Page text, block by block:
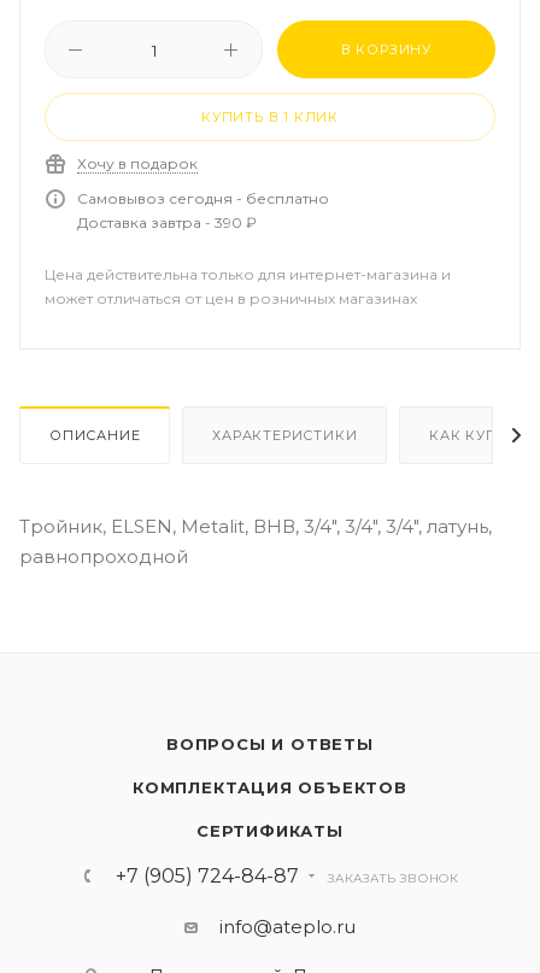
В КОРЗИНУ
КУПИТЬ В 1 КЛИК
Хочу в подарок
Самовывоз сегодня - бесплатно
Доставка завтра - 390 ₽
Цена действительна только для интернет-магазина и
может отличаться от цен в розничных магазинах
ОПИСАНИЕ ХАРАКТЕРИСТИКИ КАК КУПИТЬ
Тройник, ELSEN, Metalit, ВНВ, 3/4", 3/4", 3/4", латунь,
равнопроходной
ВОПРОСЫ И ОТВЕТЫ
КОМПЛЕКТАЦИЯ ОБЪЕКТОВ
СЕРТИФИКАТЫ
+7 (905) 724-84-87 ЗАКАЗАТЬ ЗВОНОК
info@ateplo.ru